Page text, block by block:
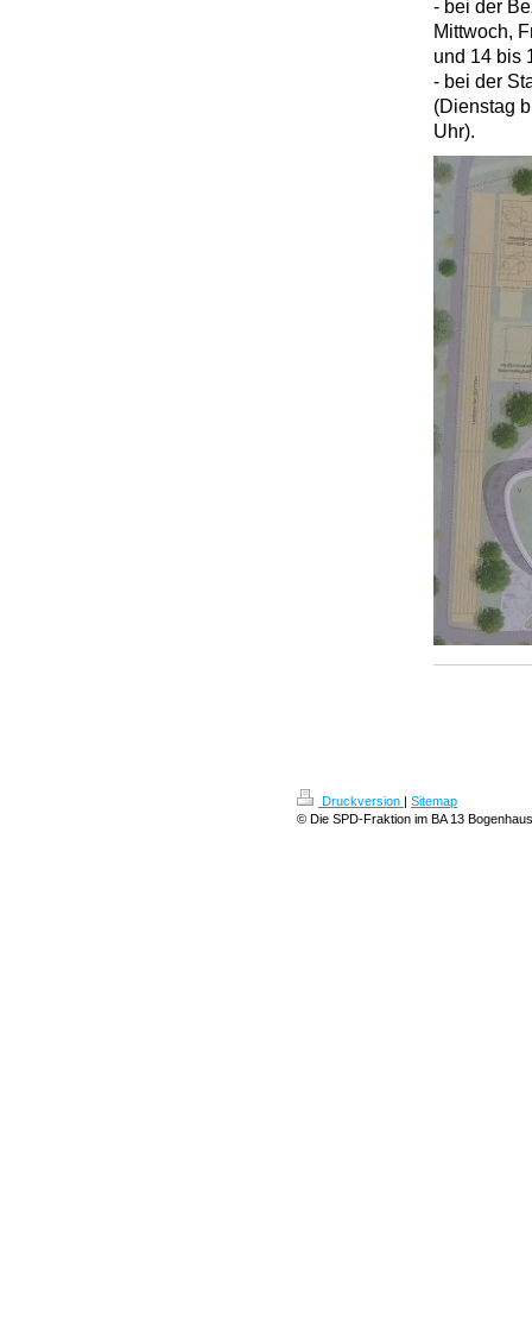
- bei der
Mittwoch,
und 14 bis
- bei der
(Dienstag
Uhr).
Druckversion | Sitemap
© Die SPD-Fraktion im BA 13